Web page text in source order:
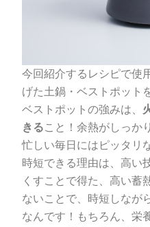
今回紹介するレシピで使
げた土鍋・ベストポット
ベストポットの強みは、
きること！余熱がしっか
忙しい毎日にはピッタリ
時短できる理由は、高い
くすことで得た、高い蓄
ないことで、時短しなが
なんです！もちろん、栄